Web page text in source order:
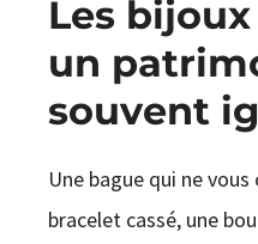
Les
un
souvent
Une bague qui ne
bracelet cassé, une